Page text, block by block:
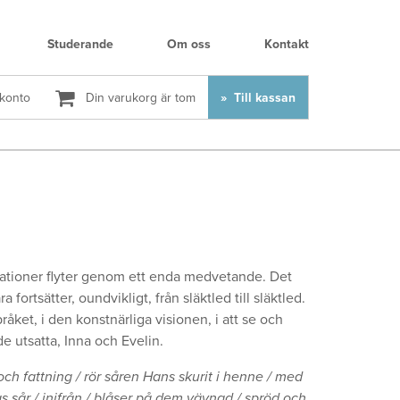
Studerande Om oss Kontakt
Din varukorg är tom Till kassan
flyter genom ett enda medvetande. Det
fortsätter, oundvikligt, från släktled till släktled.
i den konstnärliga visionen, i att se och
utsatta, Inna och Evelin.
fattning / rör såren Hans skurit i henne / med